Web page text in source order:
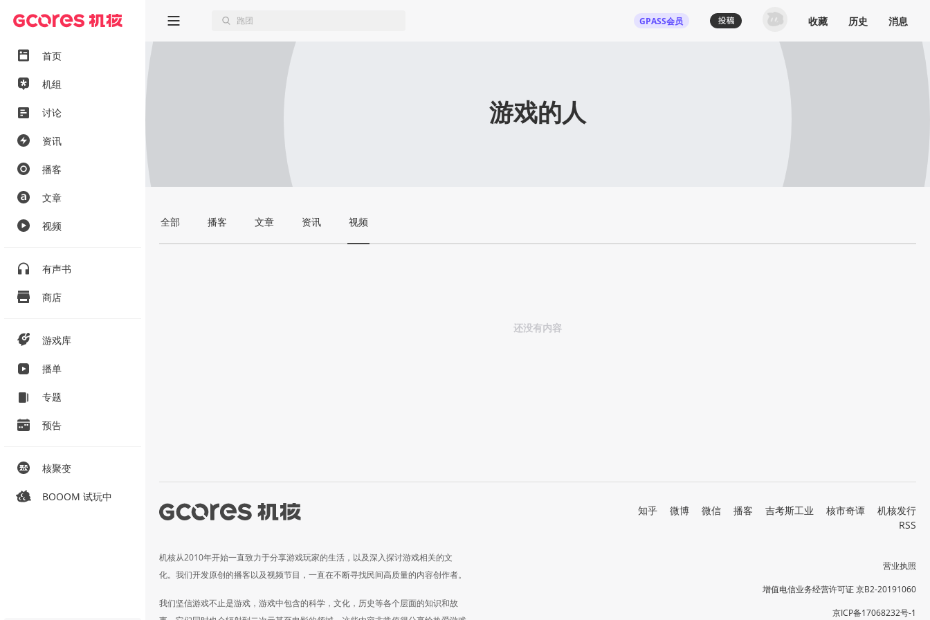
首页
机组
讨论
资讯
播客
文章
视频
有声书
商店
游戏库
播单
专题
预告
核聚变
BOOOM 试玩中
GPASS会员 收藏 历史 消息
游戏的人
全部 播客 文章 资讯 视频
还没有内容
机核从2010年开始一直致力于分享游戏玩家的生活，以及深入探讨游戏相关的文
化。我们开发原创的播客以及视频节目，一直在不断寻找民间高质量的内容创作者。
我们坚信游戏不止是游戏，游戏中包含的科学，文化，历史等各个层面的知识和故
知乎 微博 微信 播客 吉考斯工业 核市奇谭
机核发行
RSS
营业执照
增值电信业务经营许可证 京B2-20191060
京ICP备17068232号-1